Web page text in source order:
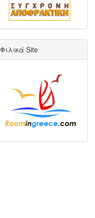
Φιλικά Site